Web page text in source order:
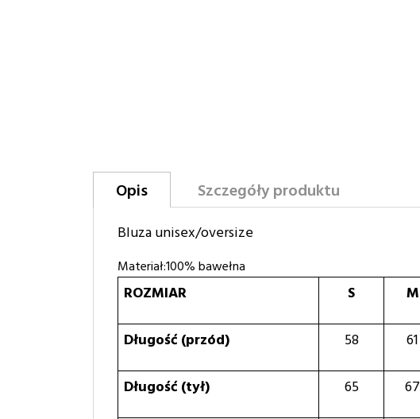
Opis Szczegóły produktu
Bluza unisex/oversize
Materiał:100% bawełna
ROZMIAR S M
Długość (przód) 58 61
Długość (tył) 65 67